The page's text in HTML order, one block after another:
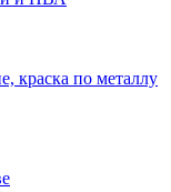
краска по металлу